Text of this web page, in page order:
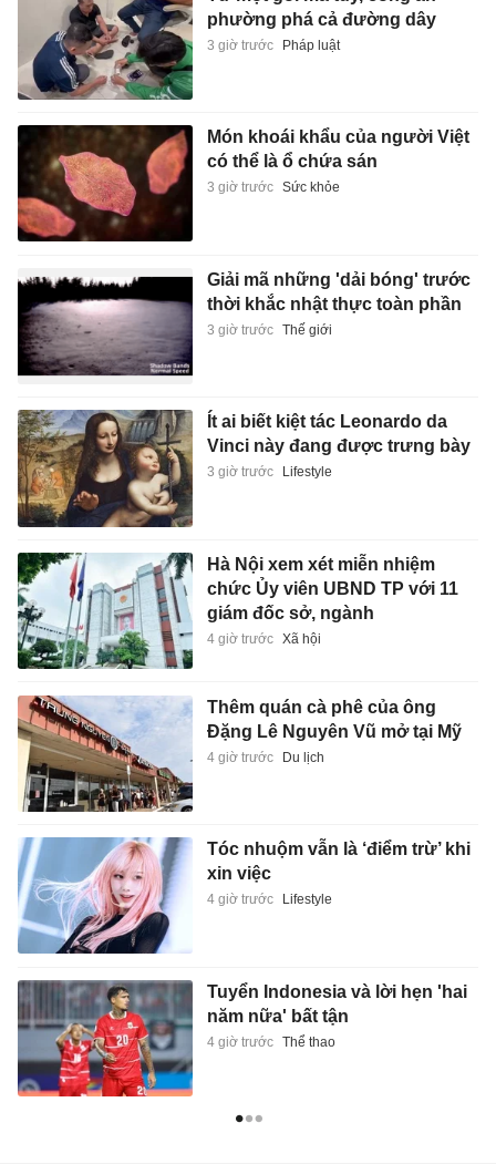
phường phá cả đường dây
3 giờ trước Pháp luật
Món khoái khẩu của người Việt
có thể là ổ chứa sán
3 giờ trước Sức khỏe
Giải mã những 'dải bóng' trước
thời khắc nhật thực toàn phần
3 giờ trước Thế giới
Ít ai biết kiệt tác Leonardo da
Vinci này đang được trưng bày
3 giờ trước Lifestyle
Hà Nội xem xét miễn nhiệm
chức Ủy viên UBND TP với 11
giám đốc sở, ngành
4 giờ trước Xã hội
Thêm quán cà phê của ông
Đặng Lê Nguyên Vũ mở tại Mỹ
4 giờ trước Du lịch
Tóc nhuộm vẫn là ‘điểm trừ’ khi
xin việc
4 giờ trước Lifestyle
Tuyển Indonesia và lời hẹn 'hai
năm nữa' bất tận
4 giờ trước Thể thao